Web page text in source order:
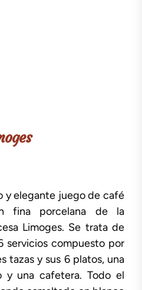
y elegante juego de café
fina porcelana de la
Limoges. Se trata de
servicios compuesto por
tazas y sus 6 platos, una
y una cafetera. Todo el